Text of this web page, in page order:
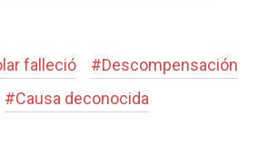
falleció #Descompensación
#Causa deconocida